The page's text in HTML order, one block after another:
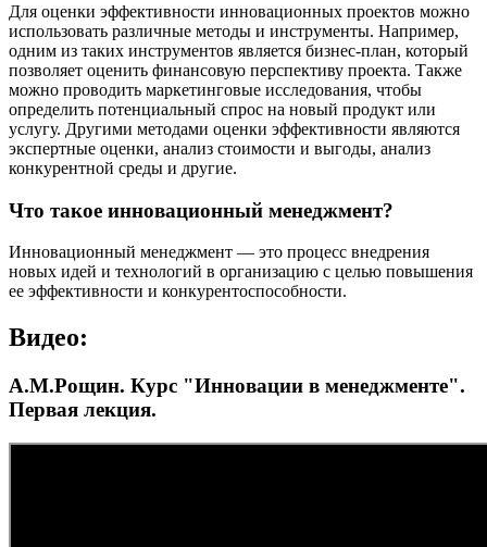
Для оценки эффективности инновационных проектов можно
использовать различные методы и инструменты. Например,
одним из таких инструментов является бизнес-план, который
позволяет оценить финансовую перспективу проекта. Также
можно проводить маркетинговые исследования, чтобы
определить потенциальный спрос на новый продукт или
услугу. Другими методами оценки эффективности являются
экспертные оценки, анализ стоимости и выгоды, анализ
конкурентной среды и другие.
Что такое инновационный менеджмент?
Инновационный менеджмент — это процесс внедрения
новых идей и технологий в организацию с целью повышения
ее эффективности и конкурентоспособности.
Видео:
А.М.Рощин. Курс "Инновации в менеджменте".
Первая лекция.